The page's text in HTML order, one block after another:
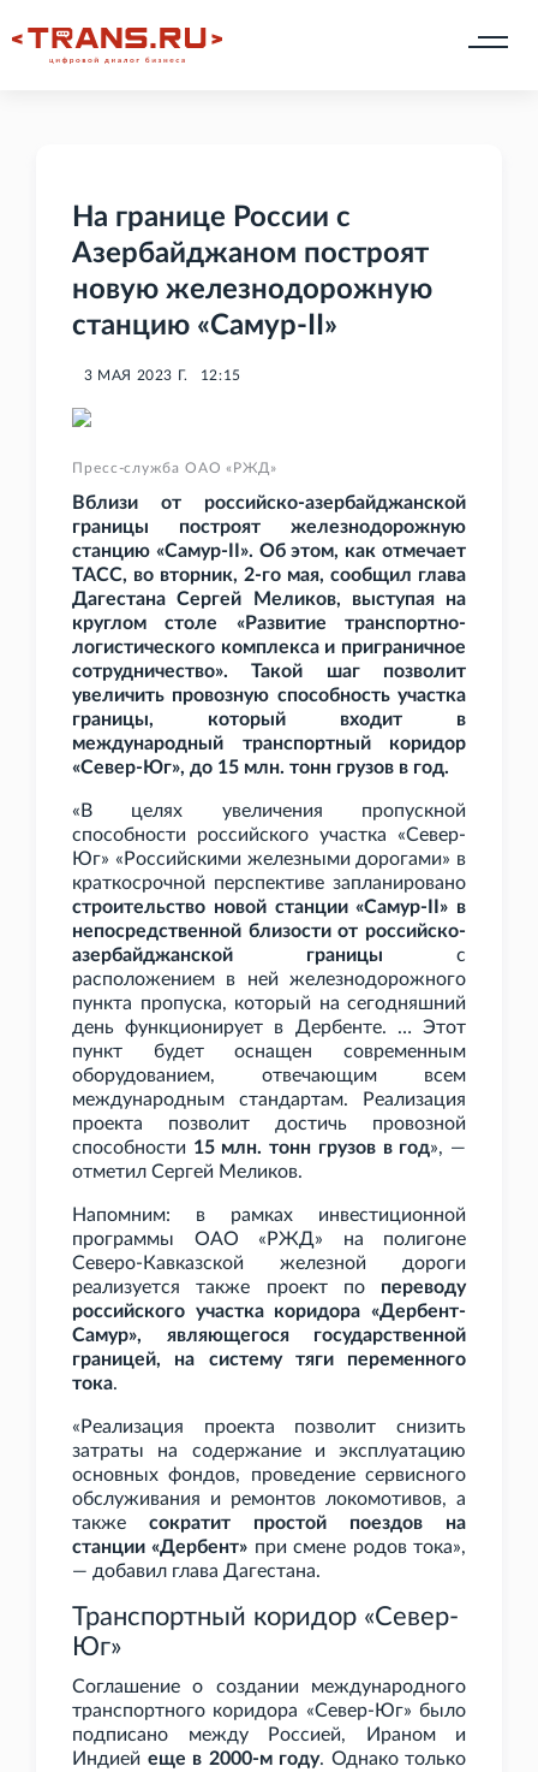
На границе России с
Азербайджаном построят
новую железнодорожную
станцию «Самур-II»
3 МАЯ 2023 Г. 12:15
Пресс-служба ОАО «РЖД»
Вблизи от российско-азербайджанской
границы построят железнодорожную
станцию «Самур-II». Об этом, как отмечает
ТАСС, во вторник, 2-го мая, сообщил глава
Дагестана Сергей Меликов, выступая на
круглом столе «Развитие транспортно-
логистического комплекса и приграничное
сотрудничество». Такой шаг позволит
увеличить провозную способность участка
границы, который входит в
международный транспортный коридор
«Север-Юг», до 15 млн. тонн грузов в год.
«В целях увеличения пропускной
способности российского участка «Север-
Юг» «Российскими железными дорогами» в
краткосрочной перспективе запланировано
строительство новой станции «Самур-II» в
непосредственной близости от российско-
азербайджанской границы с
расположением в ней железнодорожного
пункта пропуска, который на сегодняшний
день функционирует в Дербенте. … Этот
пункт будет оснащен современным
оборудованием, отвечающим всем
международным стандартам. Реализация
проекта позволит достичь провозной
способности 15 млн. тонн грузов в год», —
отметил Сергей Меликов.
Напомним: в рамках инвестиционной
программы ОАО
«РЖД» на полигоне
Северо-Кавказской железной дороги
реализуется также проект по переводу
российского участка коридора «Дербент-
Самур», являющегося государственной
границей, на систему тяги переменного
тока.
«Реализация проекта позволит снизить
затраты на содержание и эксплуатацию
основных фондов, проведение сервисного
обслуживания и ремонтов локомотивов, а
также сократит простой поездов на
станции «Дербент» при смене родов тока»,
— добавил глава Дагестана.
Транспортный коридор «Север-
Юг»
Соглашение о создании международного
транспортного коридора «Север-Юг» было
подписано между Россией, Ираном и
Индией еще в 2000-м году. Однако только